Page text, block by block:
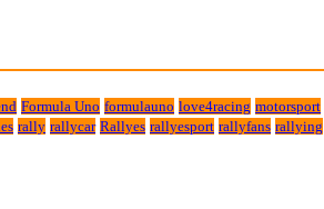
Formula Uno formulauno love4racing motorsport
rally rallycar Rallyes rallyesport rallyfans rallying